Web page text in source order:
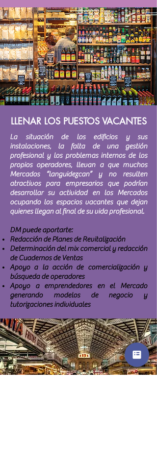
LLENAR LOS PUESTOS VACANTES
La situación de los edificios y sus
instalaciones, la falta de una gestión
profesional y los problemas internos de los
propios operadores, llevan a que muchos
Mercados “languidezcan” y no resulten
atractivos para empresarios que podrían
desarrollar su actividad en los Mercados
ocupando los espacios vacantes que dejan
quienes llegan al final de su vida profesional.
DM puede aportarte:
Redacción de Planes de Revitalización
Determinación del mix comercial y redacción
de Cuadernos de Ventas
Apoyo a la acción de comercialización y
búsqueda de operadores
Apoyo a emprendedores en el Mercado
generando modelos de negocio y
tutorizaciones individuales